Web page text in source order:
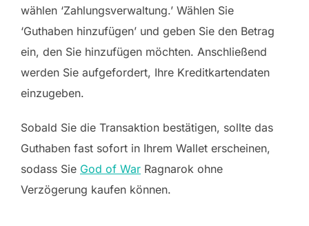
wählen ‘Zahlungsverwaltung.’ Wählen Sie
‘Guthaben hinzufügen’ und geben Sie den Betrag
ein, den Sie hinzufügen möchten. Anschließend
werden Sie aufgefordert, Ihre Kreditkartendaten
einzugeben.
Sobald Sie die Transaktion bestätigen, sollte das
Guthaben fast sofort in Ihrem Wallet erscheinen,
sodass Sie God of War Ragnarok ohne
Verzögerung kaufen können.